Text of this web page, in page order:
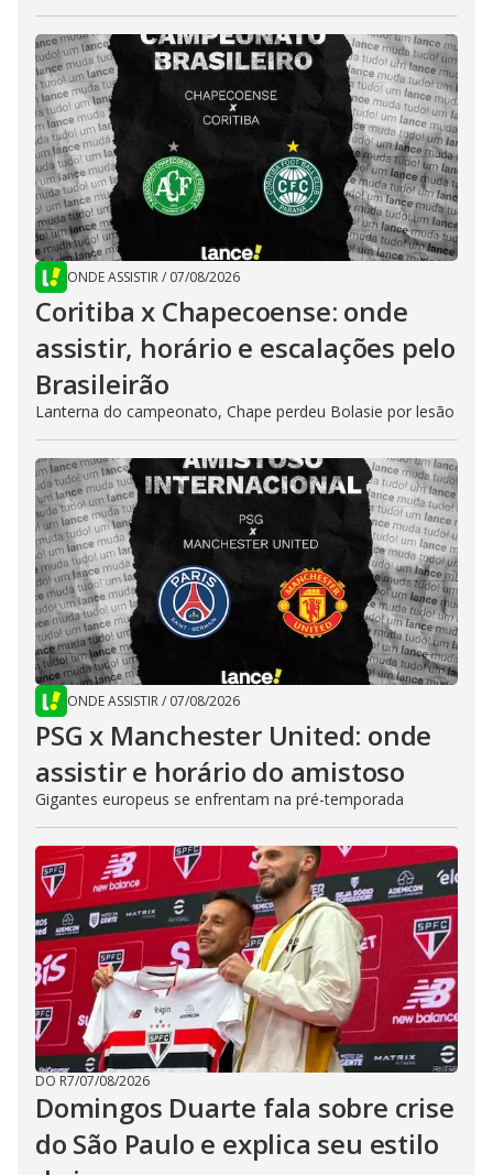
ONDE ASSISTIR/ 07/08/2026
Coritiba x Chapecoense: onde
assistir, horário e escalações pelo
Brasileirão
Lanterna do campeonato, Chape perdeu Bolasie por lesão
ONDE ASSISTIR/ 07/08/2026
PSG x Manchester United: onde
assistir e horário do amistoso
Gigantes europeus se enfrentam na pré-temporada
DO R7/07/08/2026
Domingos Duarte fala sobre crise
do São Paulo e explica seu estilo